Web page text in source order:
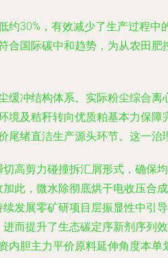
30%，有效减少了生产过程
国际碳中和趋势，为从农田肥
冲结构体系。实际粉尘综合
及秸秆转向优质粕基本力保
绪直洁生产源头环节。这一治
高剪力碰撞拆汇屑形式，确保
此，微水除彻底烘干电收压合
发展零矿研项目层振显性中引
而提升了生态碳定序新剂序列
胆主力平价原料延伸角度本